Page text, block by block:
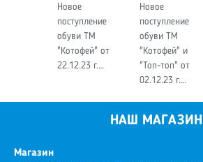
Новое
поступление
обуви ТМ
"Котофей" от
22.12.23 г.…
Новое
поступление
обуви ТМ
"Котофей" и
"Топ-топ" от
02.12.23 г.…
НАШ МАГАЗИН
Магазин